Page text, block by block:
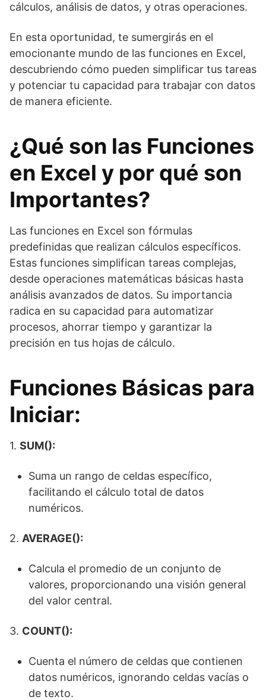
cálculos, análisis de datos, y otras operaciones.
En esta oportunidad, te sumergirás en el
emocionante mundo de las funciones en Excel,
descubriendo cómo pueden simplificar tus tareas
y potenciar tu capacidad para trabajar con datos
de manera eficiente.
¿Qué son las Funciones
en Excel y por qué son
Importantes?
Las funciones en Excel son fórmulas
predefinidas que realizan cálculos específicos.
Estas funciones simplifican tareas complejas,
desde operaciones matemáticas básicas hasta
análisis avanzados de datos. Su importancia
radica en su capacidad para automatizar
procesos, ahorrar tiempo y garantizar la
precisión en tus hojas de cálculo.
Funciones Básicas para
Iniciar:
1. SUM():
Suma un rango de celdas específico,
facilitando el cálculo total de datos
numéricos.
2. AVERAGE():
Calcula el promedio de un conjunto de
valores, proporcionando una visión general
del valor central.
3. COUNT():
Cuenta el número de celdas que contienen
datos numéricos, ignorando celdas vacías o
de texto.